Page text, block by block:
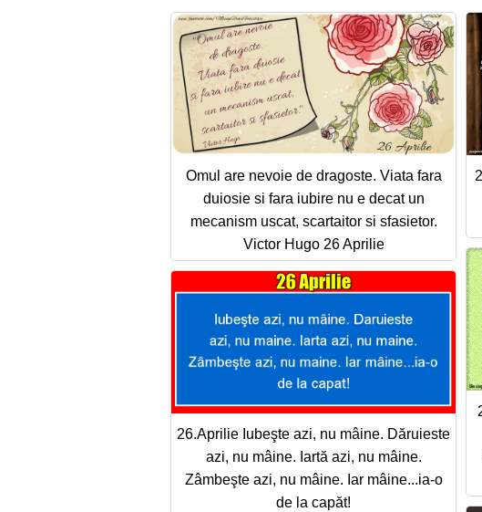
Omul are nevoie de dragoste. Viata fara
duiosie si fara iubire nu e decat un
mecanism uscat, scartaitor si sfasietor.
Victor Hugo 26 Aprilie
26.Aprilie Iubeşte azi, nu mâine. Dăruieste
azi, nu mâine. Iartă azi, nu mâine.
Zâmbeşte azi, nu mâine. Iar mâine...ia-o
de la capăt!